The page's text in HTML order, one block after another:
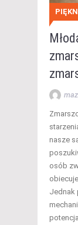
nasze
osób
Jednak